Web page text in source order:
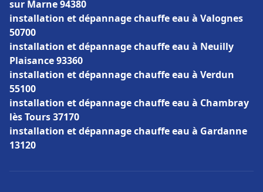
sur Marne 94380
installation et dépannage chauffe eau à Valognes
50700
installation et dépannage chauffe eau à Neuilly
Plaisance 93360
installation et dépannage chauffe eau à Verdun
55100
installation et dépannage chauffe eau à Chambray
lès Tours 37170
installation et dépannage chauffe eau à Gardanne
13120